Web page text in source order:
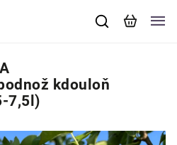
kdouloň
7,5l)